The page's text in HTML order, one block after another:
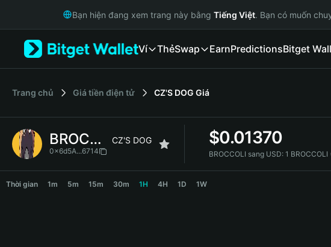
Русский
Italiano
简体中文
繁體中文
Bahasa Indonesia
Bạn hiện đang xem trang này bằng Tiếng Việt. Bạn có muốn
Ví ThẻSwap EarnPredictionsBitget
‌Trang chủ Giá tiền điện tử CZ'S DOG Giá
BROCCOLI CZ'S DOG
0x6d5A...6714
$0.01370
BROCCOLI sang USD: 1
BROCCOLI Price Chart
Thời gian 1m 5m 15m 30m 1H 4H 1D 1W